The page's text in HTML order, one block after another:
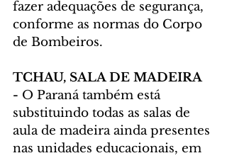
fazer adequações de segurança,
conforme as normas do Corpo
de Bombeiros.
TCHAU, SALA DE MADEIRA
- O Paraná também está
substituindo todas as salas de
aula de madeira ainda presentes
nas unidades educacionais, em